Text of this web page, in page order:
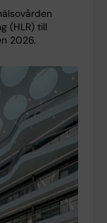
(HLR) till
2026.